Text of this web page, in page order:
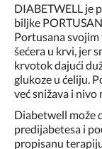
DIABETWELL je
biljke
Portusana
šećera u krvi, jer
krvotok dajući
glukoze u ćeliju.
već snižava i
Diabetwell može
predijabetesa i
propisanu